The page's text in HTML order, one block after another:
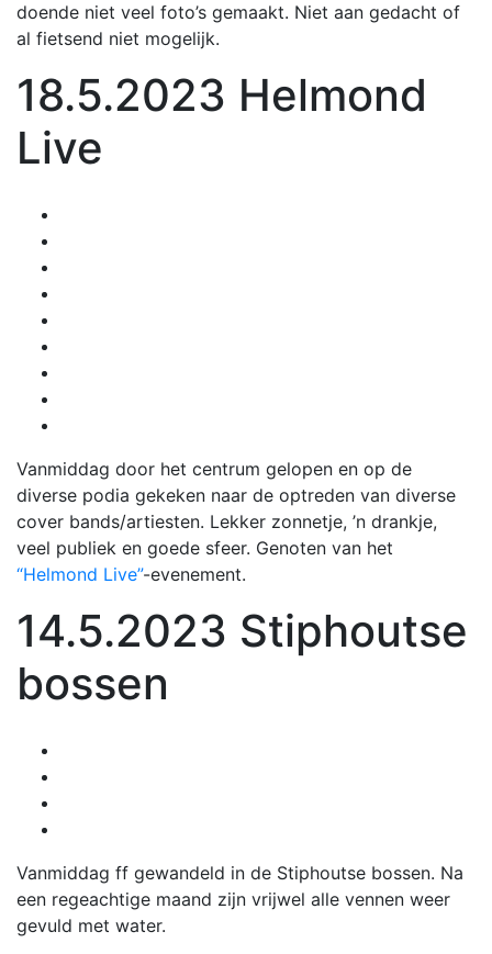
doende niet veel foto’s gemaakt. Niet aan gedacht of
al fietsend niet mogelijk.
18.5.2023 Helmond
Live
Vanmiddag door het centrum gelopen en op de
diverse podia gekeken naar de optreden van diverse
cover bands/artiesten. Lekker zonnetje, ’n drankje,
veel publiek en goede sfeer. Genoten van het
“Helmond Live”-evenement.
14.5.2023 Stiphoutse
bossen
Vanmiddag ff gewandeld in de Stiphoutse bossen. Na
een regeachtige maand zijn vrijwel alle vennen weer
gevuld met water.